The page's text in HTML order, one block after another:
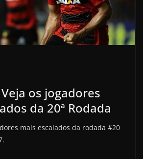
os jogadores
da 20ª Rodada
mais escalados da rodada #20